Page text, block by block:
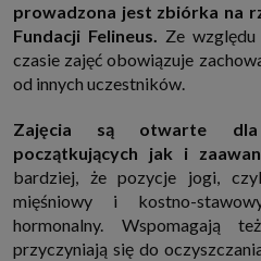
również prowadzenie marketingu i
interesujesz się motoryzacją i
innych stronach internetowych, to
dotyczącą artykułu w serwisie
przetwarzanie danych to realizacja
interesów.
Partnerzy oraz my dla podmiotów
Cię reklamy (np. produktu, którego
ich przedstawiciele chcieliby mieć
danych związanych z
internetowymi. Udzielenie takiej
udzielać, nie pozbawi Cię to dostępu
możliwość ograniczenia zakresu
momencie.
prowadzona jest zbiórka na
Fundacji Felineus. Ze
czasie zajęć obowiązuje
od innych uczestników.
Zajęcia są otwarte dla
początkujących jak i
bardziej, że pozycje jogi,
mięśniowy i kostno-
hormonalny. Wspomagają
przyczyniają się do